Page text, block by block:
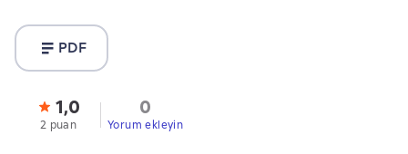
PDF
1,0
2 puan
0
Yorum ekleyin